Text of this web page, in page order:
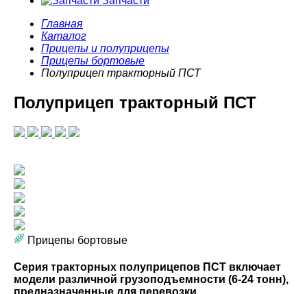
Главная
Каталог
Прицепы и полуприцепы
Прицепы бортовые
Полуприцеп тракторный ПСТ
Полуприцеп тракторный ПСТ
Прицепы бортовые
Серия тракторных полуприцепов ПСТ включает
модели различной грузоподъемности (6-24 тонн),
предназначенные для перевозки